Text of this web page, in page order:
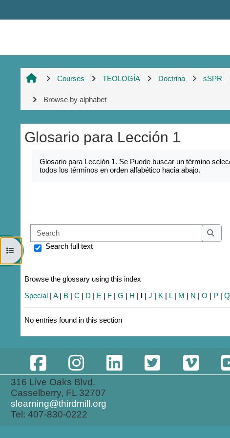
Open course index
Courses TEOLOGÍA Doctrina sSPR
Browse by alphabet
Glosario para Lección 1
Glosario para Lección 1. Se Puede buscar un término
todos los términos en orden alfabético hacia abajo.
Search
Search
Search full text
Browse the glossary using this index
Special |A| B |C | D | E | F |G | H | I |J | K | L| M | N |O | P |Q
No entries found in this section
316 Live Oaks Blvd.
Casselberry, FL 32707
slearning@thirdmill.org
Tel: 407-830-0222